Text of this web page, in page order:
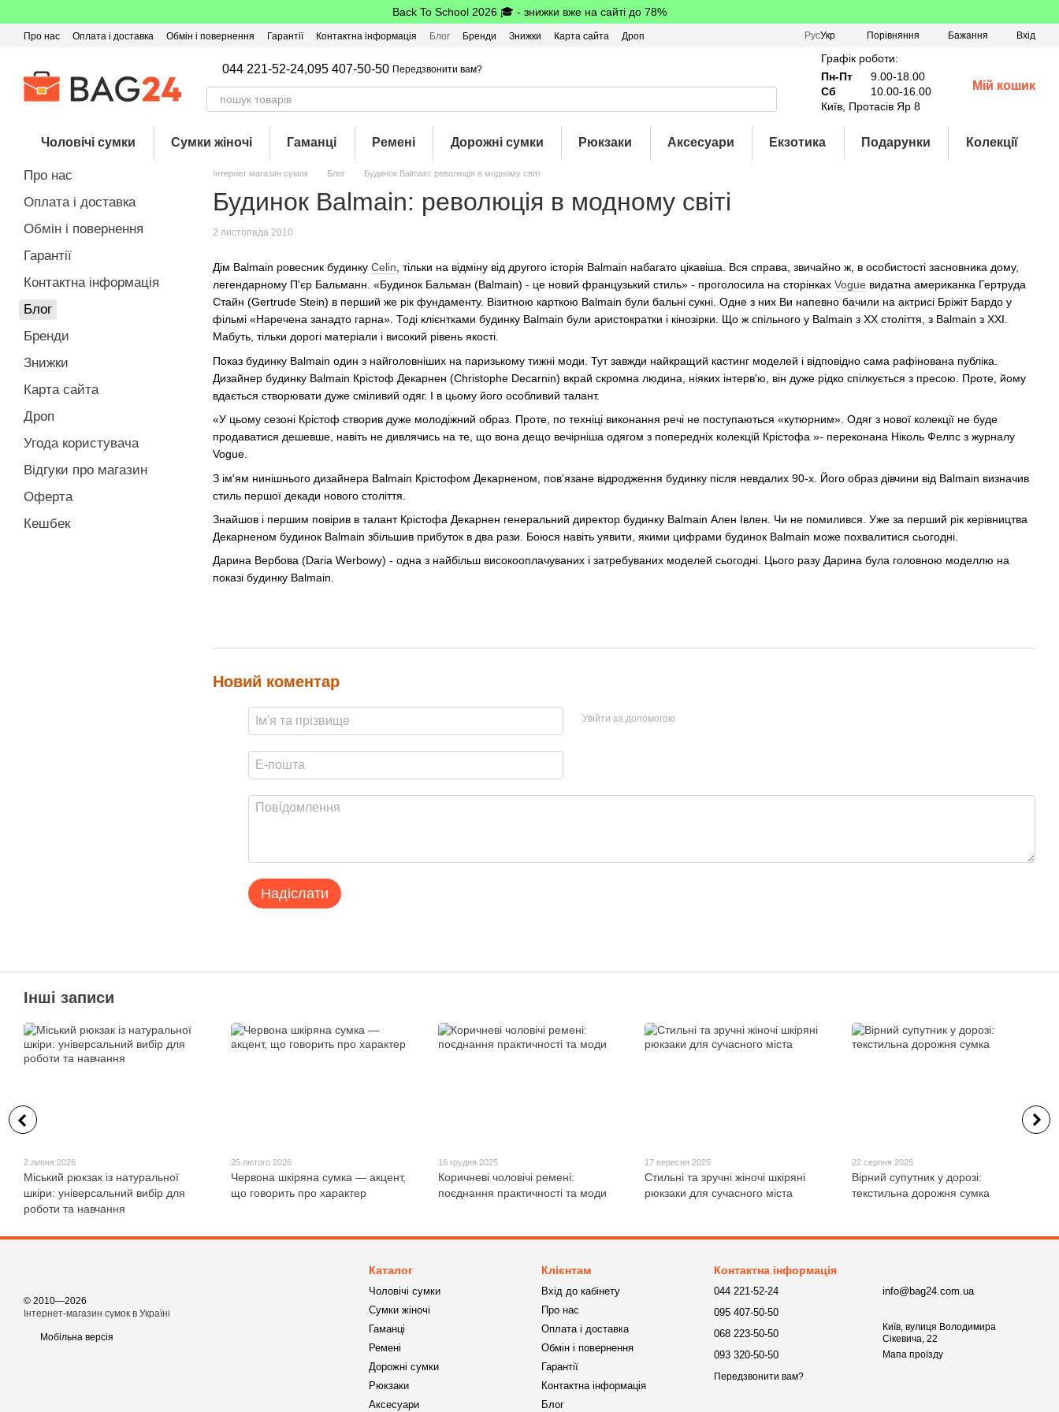
Back To School 2026 🎓 - знижки вже на сайті до 78%
Про нас Оплата і доставка Обмін і повернення Гарантії Контактна інформація Блог Бренди Знижки Карта сайта
Дроп
РусУкр Порівняння Бажання Вхід
044 221-52-24,095 407-50-50 Передзвонити вам?
Графік роботи:
Пн-Пт
9.00-18.00
Сб
10.00-16.00
Київ, Протасів Яр 8
Мій кошик
Чоловічі сумки Сумки жіночі Гаманці Ремені Дорожні сумки Рюкзаки Аксесуари Екзотика Подарунки Колекції
Інтернет магазин сумок Блог Будинок Balmain: революція в модному світі
Будинок Balmain: революція в модному світі
2 листопада 2010
Дім Balmain ровесник будинку Celin, тільки на відміну від другого історія Balmain набагато цікавіша. Вся справа, звичайно ж, в особистості засновника дому,
легендарному П'єр Бальманн. «Будинок Бальман (Balmain) - це новий французький стиль» - проголосила на сторінках Vogue видатна американка Гертруда
Стайн (Gertrude Stein) в перший же рік фундаменту. Візитною карткою Balmain були бальні сукні. Одне з них Ви напевно бачили на актрисі Бріжіт Бардо у
фільмі «Наречена занадто гарна». Тоді клієнтками будинку Balmain були аристократки і кінозірки. Що ж спільного у Balmain з XX століття, з Balmain з XXI.
Мабуть, тільки дорогі матеріали і високий рівень якості.
Показ будинку Balmain один з найголовніших на паризькому тижні моди. Тут завжди найкращий кастинг моделей і відповідно сама рафінована публіка.
Дизайнер будинку Balmain Крістоф Декарнен (Christophe Decarnin) вкрай скромна людина, ніяких інтерв'ю, він дуже рідко спілкується з пресою. Проте, йому
вдається створювати дуже сміливий одяг. І в цьому його особливий талант.
«У цьому сезоні Крістоф створив дуже молодіжний образ. Проте, по техніці виконання речі не поступаються «кутюрним». Одяг з нової колекції не буде
продаватися дешевше, навіть не дивлячись на те, що вона дещо вечірніша одягом з попередніх колекцій Крістофа »- переконана Ніколь Фелпс з журналу
Vogue.
З ім'ям нинішнього дизайнера Balmain Крістофом Декарненом, пов'язане відродження будинку після невдалих 90-х. Його образ дівчини від Balmain визначив
стиль першої декади нового століття.
Знайшов і першим повірив в талант Крістофа Декарнен генеральний директор будинку Balmain Ален Івлен. Чи не помилився. Уже за перший рік керівництва
Декарненом будинок Balmain збільшив прибуток в два рази. Боюся навіть уявити, якими цифрами будинок Balmain може похвалитися сьогодні.
Дарина Вербова (Daria Werbowy) - одна з найбільш високооплачуваних і затребуваних моделей сьогодні. Цього разу Дарина була головною моделлю на
показі будинку Balmain.
Новий коментар
Увійти за допомогою
Надіслати
Про нас
Оплата і доставка
Обмін і повернення
Гарантії
Контактна інформація
Блог
Бренди
Знижки
Карта сайта
Дроп
Угода користувача
Відгуки про магазин
Оферта
Кешбек
Інші записи
2 липня 2026
Міський рюкзак із натуральної
шкіри: універсальний вибір для
роботи та навчання
25 лютого 2026
Червона шкіряна сумка — акцент,
що говорить про характер
16 грудня 2025
Коричневі чоловічі ремені:
поєднання практичності та моди
17 вересня 2025
Стильні та зручні жіночі шкіряні
рюкзаки для сучасного міста
22 серпня 2025
Вірний супутник у дорозі:
текстильна дорожня сумка
© 2010—2026
Інтернет-магазин сумок в Україні
Мобільна версія
Каталог
Чоловічі сумки
Сумки жіночі
Гаманці
Ремені
Дорожні сумки
Рюкзаки
Аксесуари
Клієнтам
Вхід до кабінету
Про нас
Оплата і доставка
Обмін і повернення
Гарантії
Контактна інформація
Блог
Контактна інформація
044 221-52-24
095 407-50-50
068 223-50-50
093 320-50-50
Передзвонити вам?
info@bag24.com.ua
Київ, вулиця Володимира
Сікевича, 22
Мапа проїзду